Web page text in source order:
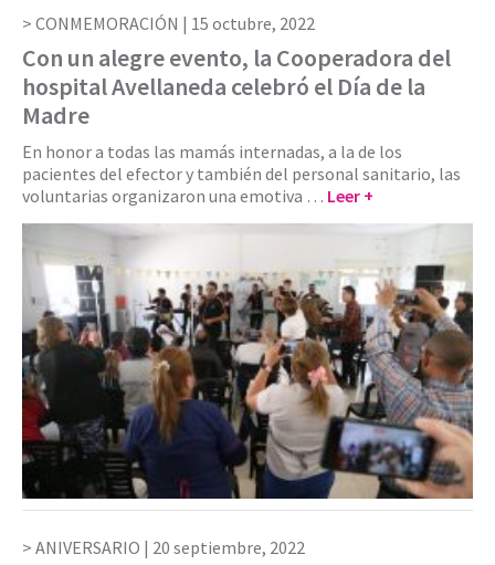
CONMEMORACIÓN | 15 octubre, 2022
Con un alegre evento, la Cooperadora del
hospital Avellaneda celebró el Día de la
Madre
En honor a todas las mamás internadas, a la de los
pacientes del efector y también del personal sanitario, las
voluntarias organizaron una emotiva … Leer +
ANIVERSARIO | 20 septiembre, 2022